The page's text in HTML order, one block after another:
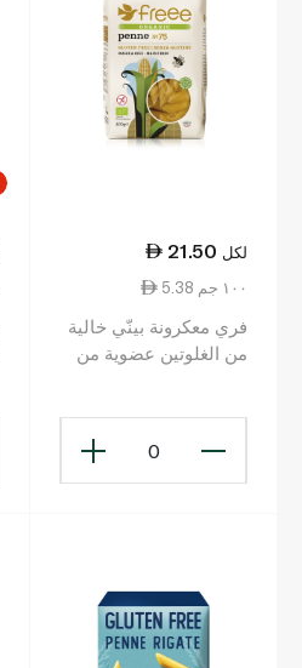
21.50 لكل
5.38 ١٠٠ جم
فري معكرونة بينّي خالية
من الغلوتين عضوية من
0